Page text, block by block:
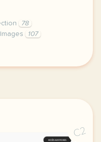
78
Images
107
button cursor
C2